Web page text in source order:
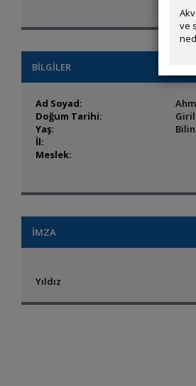
BİLGİLER
Ad Soyad:
Doğum Tarihi:
Yaş:
İl:
Meslek:
İMZA
Yıldız
ve